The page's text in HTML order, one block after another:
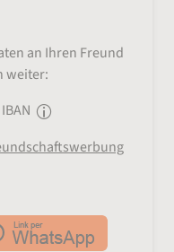
an Ihren Freund
weiter: